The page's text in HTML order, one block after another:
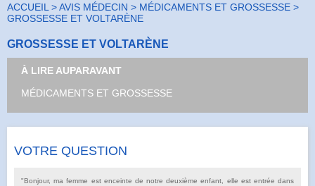
ACCUEIL>AVIS MÉDECIN > MÉDICAMENTS ET GROSSESSE >
GROSSESSE ET VOLTARÈNE
GROSSESSE ET VOLTARÈNE
À LIRE AUPARAVANT
MÉDICAMENTS ET GROSSESSE
VOTRE QUESTION
"Bonjour, ma femme est enceinte de notre deuxième enfant, elle est entrée dans